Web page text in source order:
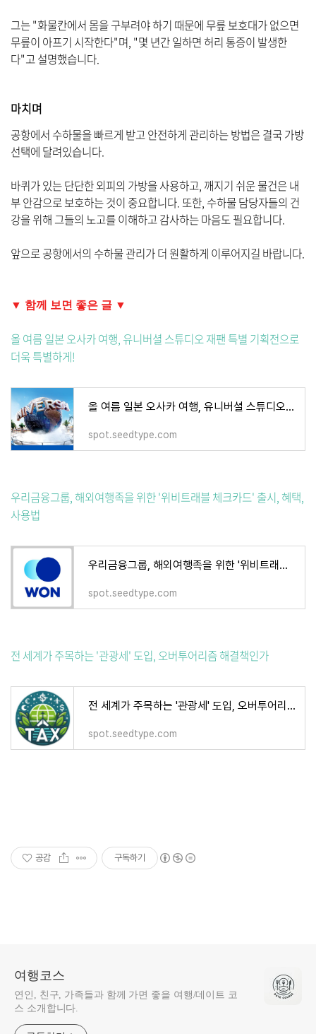
그는 "화물칸에서 몸을 구부려야 하기 때문에 무릎 보호대가 없으면
무릎이 아프기 시작한다"며, "몇 년간 일하면 허리 통증이 발생한
다"고 설명했습니다.
마치며
공항에서 수하물을 빠르게 받고 안전하게 관리하는 방법은 결국 가방
선택에 달려있습니다.
바퀴가 있는 단단한 외피의 가방을 사용하고, 깨지기 쉬운 물건은 내
부 안감으로 보호하는 것이 중요합니다. 또한, 수하물 담당자들의 건
강을 위해 그들의 노고를 이해하고 감사하는 마음도 필요합니다.
앞으로 공항에서의 수하물 관리가 더 원활하게 이루어지길 바랍니다.
▼ 함께 보면 좋은 글 ▼
올 여름 일본 오사카 여행, 유니버셜 스튜디오 재팬 특별 기획전으로
더욱 특별하게!
올 여름 일본 오사카 여행, 유니버셜 스튜디오 재팬 특별 기획전으로 더욱 특별하게!
spot.seedtype.com
우리금융그룹, 해외여행족을 위한 '위비트래블 체크카드' 출시, 혜택,
사용법
우리금융그룹, 해외여행족을 위한 '위비트래블 체크카드' 출시, 혜택, 사용법
spot.seedtype.com
전 세계가 주목하는 '관광세' 도입, 오버투어리즘 해결책인가
전 세계가 주목하는 '관광세' 도입, 오버투어리즘 해결책인가
spot.seedtype.com
공감 구독하기
여행코스
연인, 친구, 가족들과 함께 가면 좋을 여행/데이트 코
스 소개합니다.